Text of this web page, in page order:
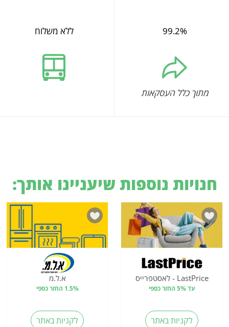
99.2%
מתוך כלל העסקאות
ללא משלוח
חנויות נוספות שיעניינו אותך:
LastPrice - לאסטפרייס
עד 5% החזר כספי
לקניות באתר
א.ל.מ
1.5% החזר כספי
לקניות באתר